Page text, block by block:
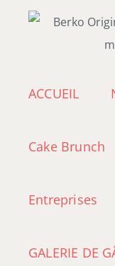
Passer
ACCUEIL
Cake Brunch
Entreprises
GALERIE DE